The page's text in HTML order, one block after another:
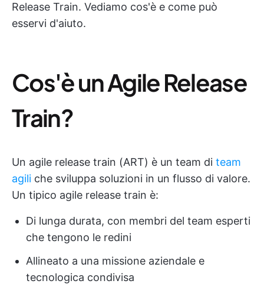
Release Train. Vediamo cos'è e come può
esservi d'aiuto.
Cos'è un Agile Release
Train?
Un agile release train (ART) è un team di team
agili che sviluppa soluzioni in un flusso di valore.
Un tipico agile release train è:
Di lunga durata, con membri del team esperti
che tengono le redini
Allineato a una missione aziendale e
tecnologica condivisa